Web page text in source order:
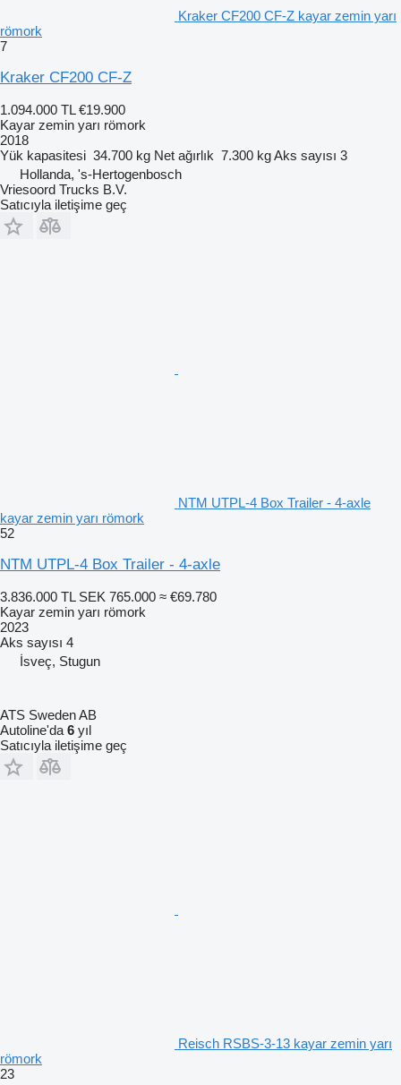
Kraker CF200 CF-Z kayar zemin yarı
römork
7
Kraker CF200 CF-Z
1.094.000 TL €19.900
Kayar zemin yarı römork
2018
Yük kapasitesi 34.700 kg Net ağırlık 7.300 kgAks sayısı 3
Hollanda, 's-Hertogenbosch
Vriesoord Trucks B.V.
Satıcıyla iletişime geç
NTM UTPL-4 Box Trailer - 4-axle
kayar zemin yarı römork
52
NTM UTPL-4 Box Trailer - 4-axle
3.836.000 TL SEK 765.000 ≈ €69.780
Kayar zemin yarı römork
2023
Aks sayısı 4
İsveç, Stugun
ATS Sweden AB
Autoline'da 6 yıl
Satıcıyla iletişime geç
Reisch RSBS-3-13 kayar zemin yarı
römork
23